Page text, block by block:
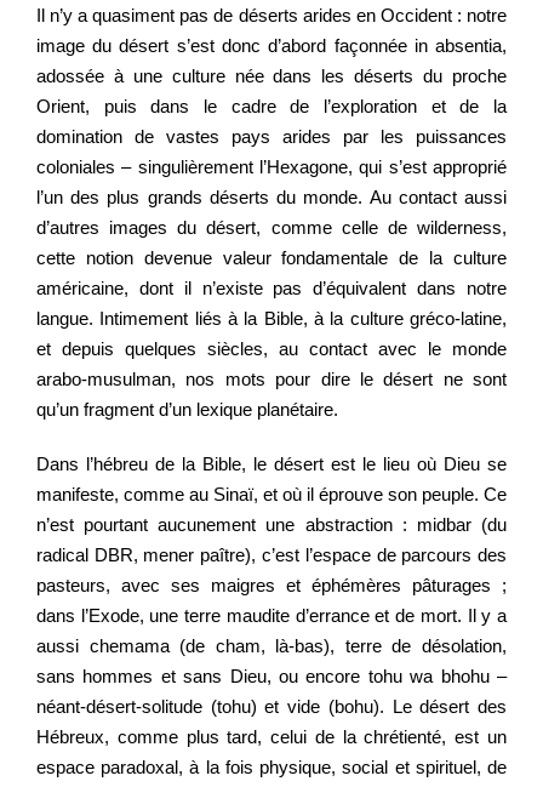
Il n’y a quasiment pas de déserts arides en Occident : notre
image du désert s’est donc d’abord façonnée in absentia,
adossée à une culture née dans les déserts du proche
Orient, puis dans le cadre de l’exploration et de la
domination de vastes pays arides par les puissances
coloniales – singulièrement l’Hexagone, qui s’est approprié
l’un des plus grands déserts du monde. Au contact aussi
d’autres images du désert, comme celle de wilderness,
cette notion devenue valeur fondamentale de la culture
américaine, dont il n’existe pas d’équivalent dans notre
langue. Intimement liés à la Bible, à la culture gréco-latine,
et depuis quelques siècles, au contact avec le monde
arabo-musulman, nos mots pour dire le désert ne sont
qu’un fragment d’un lexique planétaire.
Dans l’hébreu de la Bible, le désert est le lieu où Dieu se
manifeste, comme au Sinaï, et où il éprouve son peuple. Ce
n’est pourtant aucunement une abstraction : midbar (du
radical DBR, mener paître), c’est l’espace de parcours des
pasteurs, avec ses maigres et éphémères pâturages ;
dans l’Exode, une terre maudite d’errance et de mort. Il y a
aussi chemama (de cham, là-bas), terre de désolation,
sans hommes et sans Dieu, ou encore tohu wa bhohu –
néant-désert-solitude (tohu) et vide (bohu). Le désert des
Hébreux, comme plus tard, celui de la chrétienté, est un
espace paradoxal, à la fois physique, social et spirituel, de